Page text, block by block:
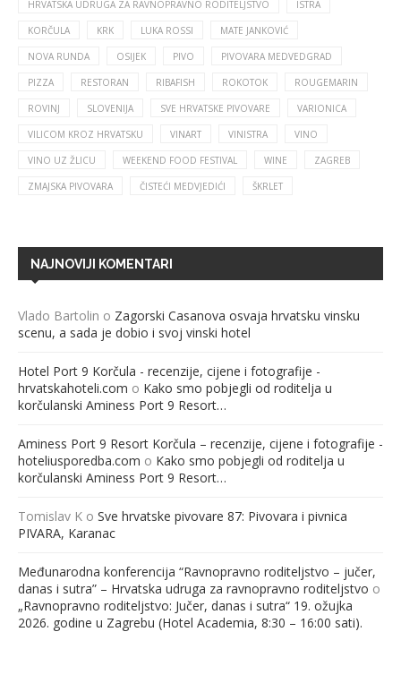
HRVATSKA UDRUGA ZA RAVNOPRAVNO RODITELJSTVO ISTRA
KORČULA KRK LUKA ROSSI MATE JANKOVIĆ
NOVA RUNDA OSIJEK PIVO PIVOVARA MEDVEDGRAD
PIZZA RESTORAN RIBAFISH ROKOTOK ROUGEMARIN
ROVINJ SLOVENIJA SVE HRVATSKE PIVOVARE VARIONICA
VILICOM KROZ HRVATSKU VINART VINISTRA VINO
VINO UZ ŽLICU WEEKEND FOOD FESTIVAL WINE ZAGREB
ZMAJSKA PIVOVARA ČISTEĆI MEDVJEDIĆI ŠKRLET
NAJNOVIJI KOMENTARI
Vlado Bartolin o Zagorski Casanova osvaja hrvatsku vinsku
scenu, a sada je dobio i svoj vinski hotel
Hotel Port 9 Korčula - recenzije, cijene i fotografije -
hrvatskahoteli.com o Kako smo pobjegli od roditelja u
korčulanski Aminess Port 9 Resort…
Aminess Port 9 Resort Korčula – recenzije, cijene i fotografije -
hoteliusporedba.com o Kako smo pobjegli od roditelja u
korčulanski Aminess Port 9 Resort…
Tomislav K o Sve hrvatske pivovare 87: Pivovara i pivnica
PIVARA, Karanac
Međunarodna konferencija “Ravnopravno roditeljstvo – jučer,
danas i sutra” – Hrvatska udruga za ravnopravno roditeljstvo o
„Ravnopravno roditeljstvo: Jučer, danas i sutra“ 19. ožujka
2026. godine u Zagrebu (Hotel Academia, 8:30 – 16:00 sati).